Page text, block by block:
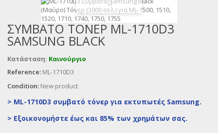
ΣΥΜΒΑΤΌ ΤΌΝΕΡ ML-1710D3
SAMSUNG BLACK
Κατάσταση: Καινούργιο
Reference: ML-1710D3
Condition: New product
> ML-1710D3 συμβατό τόνερ για εκτυπωτές Samsung.
> Εξοικονομήστε έως και 85% των χρημάτων σας.